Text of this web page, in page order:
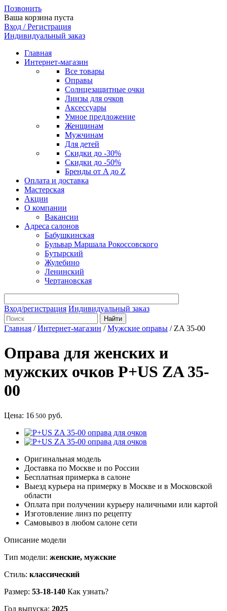
Позвонить
Ваша корзина пуста
Вход / Регистрация
Индивидуальный заказ
Главная
Интернет-магазин
Все товары
Оправы
Солнцезащитные очки
Линзы для очков
Аксессуары
Умное предложение
Женщинам
Мужчинам
Для детей
Скидки до -30%
Скидки до -50%
Бренды от A до Z
Оплата и доставка
Мастерская
Акции
О компании
Вакансии
Адреса салонов
Бабушкинская
Бульвар Маршала Рокоссовского
Бутырский
Жулебино
Ленинский
Чертановская
Вход/регистрация Индивидуальный заказ
Главная /Интернет-магазин /Мужские оправы / ZA 35-00
Оправа для женских и
мужских очков P+US ZA 35-
00
Цена: 16 500 руб.
Оригинальная модель
Доставка по Москве и по России
Бесплатная примерка в салоне
Выезд курьера на примерку в Москве и в Московской
области
Оплата при получении курьеру наличными или картой
Изготовление линз по рецепту
Самовывоз в любом салоне сети
Описание модели
Тип модели: женские, мужские
Стиль: классический
Размер: 53-18-140 Как узнать?
Год выпуска: 2025